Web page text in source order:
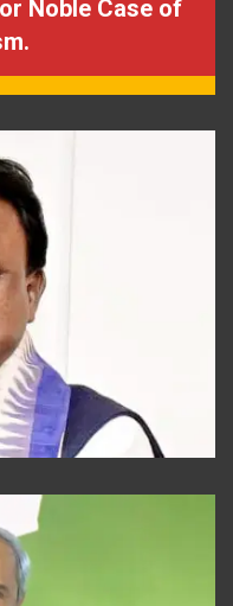
Noble Case of